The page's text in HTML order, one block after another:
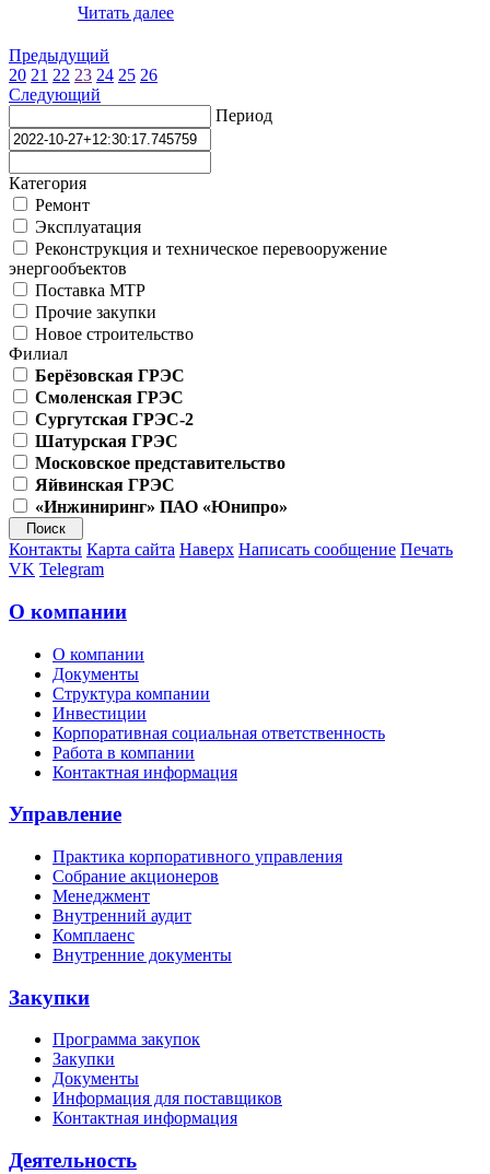
Читать далее
Предыдущий
20 21 22 23 24 25 26
Следующий
Период
Категория
Ремонт
Эксплуатация
Реконструкция и техническое перевооружение
энергообъектов
Поставка МТР
Прочие закупки
Новое строительство
Филиал
Берёзовская ГРЭС
Смоленская ГРЭС
Сургутская ГРЭС-2
Шатурская ГРЭС
Московское представительство
Яйвинская ГРЭС
«Инжиниринг» ПАО «Юнипро»
Контакты Карта сайта Наверх Написать сообщение Печать
VK Telegram
О компании
О компании
Документы
Структура компании
Инвестиции
Корпоративная социальная ответственность
Работа в компании
Контактная информация
Управление
Практика корпоративного управления
Собрание акционеров
Менеджмент
Внутренний аудит
Комплаенс
Внутренние документы
Закупки
Программа закупок
Закупки
Документы
Информация для поставщиков
Контактная информация
Деятельность